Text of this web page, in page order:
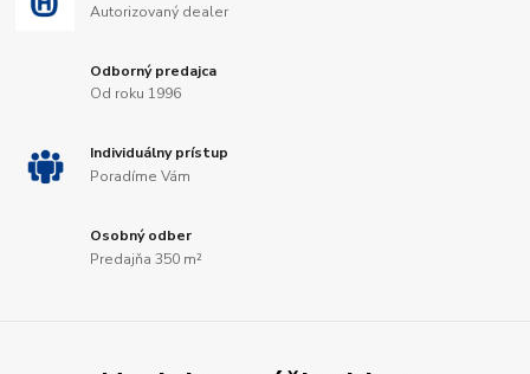
Autorizovaný dealer
Odborný predajca
Od roku 1996
Individuálny prístup
Poradíme Vám
Osobný odber
Predajňa 350 m²